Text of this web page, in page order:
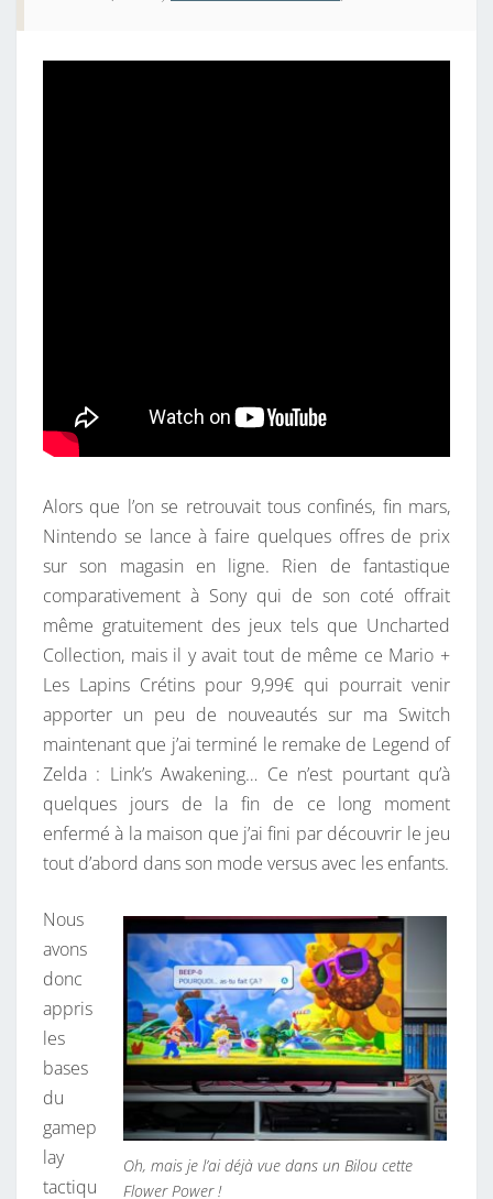
Alors que l’on se retrouvait tous confinés, fin mars,
Nintendo se lance à faire quelques offres de prix
sur son magasin en ligne. Rien de fantastique
comparativement à Sony qui de son coté offrait
même gratuitement des jeux tels que Uncharted
Collection, mais il y avait tout de même ce Mario +
Les Lapins Crétins pour 9,99€ qui pourrait venir
apporter un peu de nouveautés sur ma Switch
maintenant que j’ai terminé le remake de Legend of
Zelda : Link’s Awakening… Ce n’est pourtant qu’à
quelques jours de la fin de ce long moment
enfermé à la maison que j’ai fini par découvrir le jeu
tout d’abord dans son mode versus avec les enfants.
Oh, mais je l’ai déjà vue dans un Bilou cette
Flower Power !
Nous
avons
donc
appris
les
bases
du
gamep
lay
tactiqu